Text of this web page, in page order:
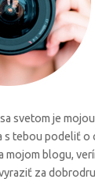
svetom je
s tebou podeliť o
mojom blogu,
za